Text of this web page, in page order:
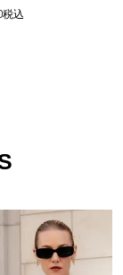
税込